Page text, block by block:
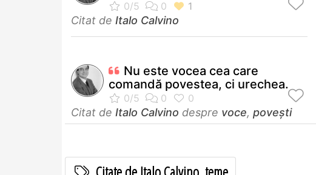
Citat de Italo Calvino
Nu este vocea cea care
comandă povestea, ci urechea.
Citat de Italo Calvino despre voce, povești